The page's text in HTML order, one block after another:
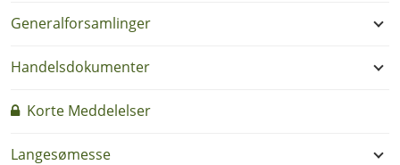
Generalforsamlinger
Handelsdokumenter
Korte Meddelelser
Langesømesse